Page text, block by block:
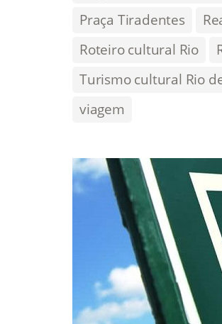
Praça Tiradentes
Roteiro cultural Rio
Turismo cultural Rio
viagem